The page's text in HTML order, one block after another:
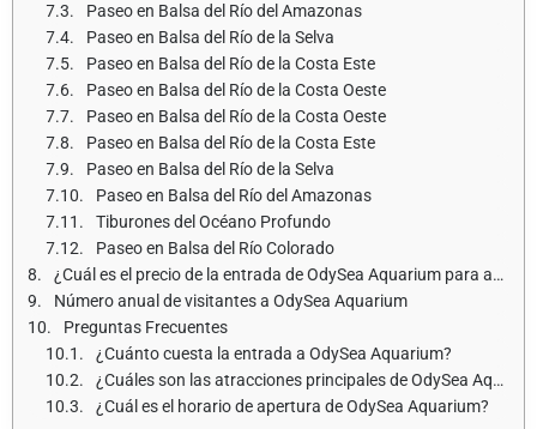
Paseo en Balsa del Río del Amazonas
Paseo en Balsa del Río de la Selva
Paseo en Balsa del Río de la Costa Este
Paseo en Balsa del Río de la Costa Oeste
Paseo en Balsa del Río de la Costa Oeste
Paseo en Balsa del Río de la Costa Este
Paseo en Balsa del Río de la Selva
Paseo en Balsa del Río del Amazonas
Tiburones del Océano Profundo
Paseo en Balsa del Río Colorado
¿Cuál es el precio de la entrada de OdySea Aquarium para adultos y niños?
Número anual de visitantes a OdySea Aquarium
Preguntas Frecuentes
¿Cuánto cuesta la entrada a OdySea Aquarium?
¿Cuáles son las atracciones principales de OdySea Aquarium?
¿Cuál es el horario de apertura de OdySea Aquarium?